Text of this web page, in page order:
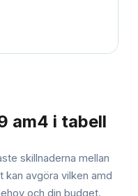
am4 i tabell
skillnaderna mellan
kan avgöra vilken amd
och din budget.